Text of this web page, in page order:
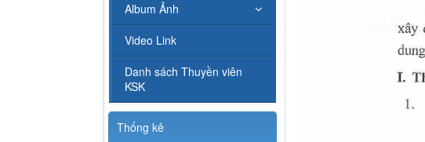
Album Ảnh
Video Link
Danh sách Thuyền viên
KSK
Thống kê